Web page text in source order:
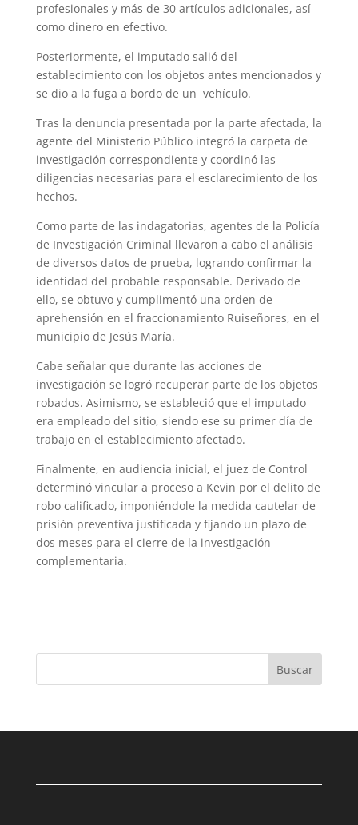
profesionales y más de 30 artículos adicionales, así
como dinero en efectivo.
Posteriormente, el imputado salió del
establecimiento con los objetos antes mencionados y
se dio a la fuga a bordo de un vehículo.
Tras la denuncia presentada por la parte afectada, la
agente del Ministerio Público integró la carpeta de
investigación correspondiente y coordinó las
diligencias necesarias para el esclarecimiento de los
hechos.
Como parte de las indagatorias, agentes de la Policía
de Investigación Criminal llevaron a cabo el análisis
de diversos datos de prueba, logrando confirmar la
identidad del probable responsable. Derivado de
ello, se obtuvo y cumplimentó una orden de
aprehensión en el fraccionamiento Ruiseñores, en el
municipio de Jesús María.
Cabe señalar que durante las acciones de
investigación se logró recuperar parte de los objetos
robados. Asimismo, se estableció que el imputado
era empleado del sitio, siendo ese su primer día de
trabajo en el establecimiento afectado.
Finalmente, en audiencia inicial, el juez de Control
determinó vincular a proceso a Kevin por el delito de
robo calificado, imponiéndole la medida cautelar de
prisión preventiva justificada y fijando un plazo de
dos meses para el cierre de la investigación
complementaria.
Buscar